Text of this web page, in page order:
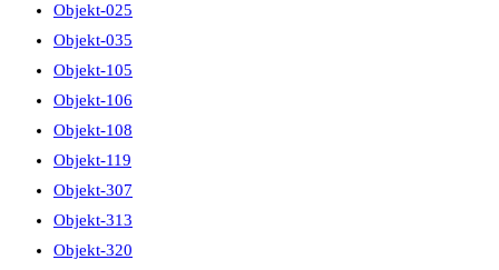
Objekt-025
Objekt-035
Objekt-105
Objekt-106
Objekt-108
Objekt-119
Objekt-307
Objekt-313
Objekt-320